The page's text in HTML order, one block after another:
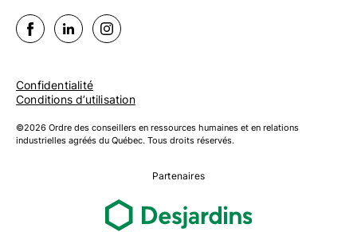
Confidentialité
Conditions d’utilisation
©2026 Ordre des conseillers en ressources humaines et en relations
industrielles agréés du Québec. Tous droits réservés.
Partenaires